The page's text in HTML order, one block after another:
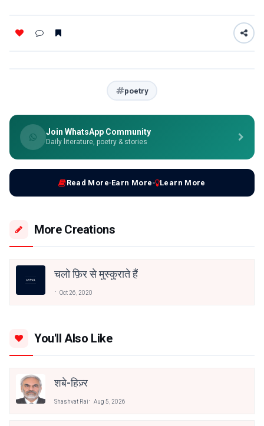
poetry
Join WhatsApp Community
Daily literature, poetry & stories
Read More Earn More Learn More
More Creations
चलो फ़िर से मुस्कुराते हैं
Oct 26, 2020
You'll Also Like
शबे-हिज़्र
Shashvat Rai Aug 5, 2026